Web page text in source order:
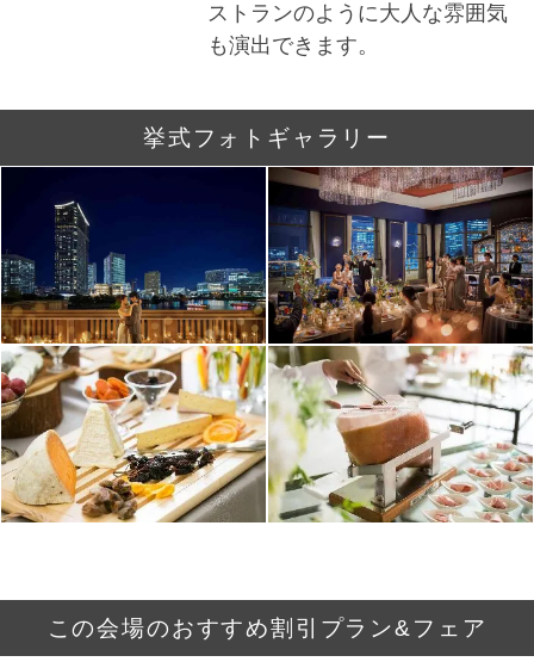
ストランのように大人な雰囲気
も演出できます。
挙式フォトギャラリー
この会場のおすすめ割引プラン&フェア